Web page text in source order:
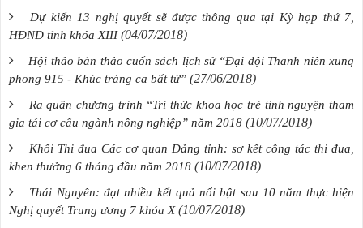
Dự kiến 13 nghị quyết sẽ được thông qua tại Kỳ họp thứ 7,
HĐND tỉnh khóa XIII (04/07/2018)
Hội thảo bản thảo cuốn sách lịch sử “Đại đội Thanh niên xung
phong 915 - Khúc tráng ca bất tử” (27/06/2018)
Ra quân chương trình “Trí thức khoa học trẻ tình nguyện tham
gia tái cơ cấu ngành nông nghiệp” năm 2018 (10/07/2018)
Khối Thi đua Các cơ quan Đảng tỉnh: sơ kết công tác thi đua,
khen thưởng 6 tháng đầu năm 2018 (10/07/2018)
Thái Nguyên: đạt nhiều kết quả nổi bật sau 10 năm thực hiện
Nghị quyết Trung ương 7 khóa X (10/07/2018)